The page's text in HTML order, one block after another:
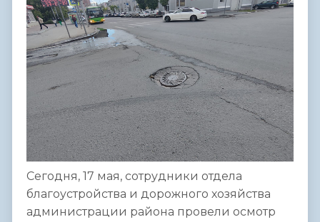
Сегодня, 17 мая, сотрудники отдела
благоустройства и дорожного хозяйства
администрации района провели осмотр